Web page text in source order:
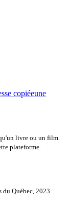
copiéeune
livre ou un film.
plateforme.
du Québec, 2023